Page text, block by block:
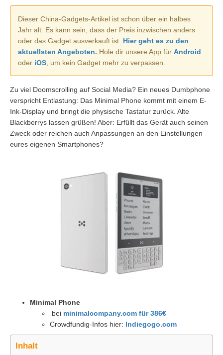
Dieser China-Gadgets-Artikel ist schon über ein halbes
Jahr alt. Es kann sein, dass der Preis inzwischen anders
oder das Gadget ausverkauft ist. Hier geht es zu den
aktuellsten Angeboten. Hole dir unsere App für Android
oder iOS , um kein Gadget mehr zu verpassen.
Zu viel Doomscrolling auf Social Media? Ein neues Dumbphone
verspricht Entlastung: Das Minimal Phone kommt mit einem E-
Ink-Display und bringt die physische Tastatur zurück. Alte
Blackberrys lassen grüßen! Aber: Erfüllt das Gerät auch seinen
Zweck oder reichen auch Anpassungen an den Einstellungen
eures eigenen Smartphones?
Minimal Phone
bei minimalcompany.com für 386€
Crowdfundig-Infos hier: Indiegogo.com
Inhalt